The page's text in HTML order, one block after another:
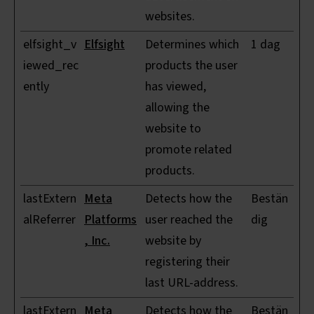
websites.
elfsight_v
iewed_rec
ently
Elfsight
Determines which
products the user
has viewed,
allowing the
website to
promote related
products.
1 dag
lastExtern
alReferrer
Meta
Platforms
, Inc.
Detects how the
user reached the
website by
registering their
last URL-address.
Bestän
dig